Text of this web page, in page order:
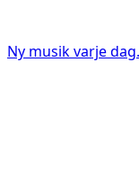
Ny musik varje